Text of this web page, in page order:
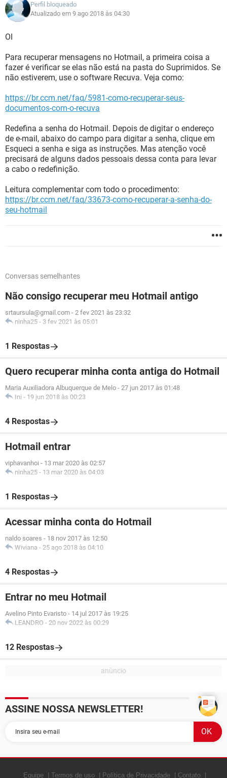
Perfil bloqueado
Atualizado em 9 ago 2018 às 04:30
OI
Para recuperar mensagens no Hotmail, a primeira coisa a
fazer é verificar se elas não está na pasta do Suprimidos. Se
não estiverem, use o software Recuva. Veja como:
https://br.ccm.net/faq/5981-como-recuperar-seus-
documentos-com-o-recuva
Redefina a senha do Hotmail. Depois de digitar o endereço
de e-mail, abaixo do campo para digitar a senha, clique em
Esqueci a senha e siga as instruções. Mas atenção você
precisará de alguns dados pessoais dessa conta para levar
a cabo o redefinição.
Leitura complementar com todo o procedimento:
https://br.ccm.net/faq/33673-como-recuperar-a-senha-do-
seu-hotmail
Conversas semelhantes
Não consigo recuperar meu Hotmail antigo
srtaursula@gmail.com - 2 fev 2021 às 23:32
ninha25 - 3 fev 2021 às 05:01
1 Respostas
Quero recuperar minha conta antiga do Hotmail
Maria Auxiliadora Albuquerque de Melo - 27 jun 2017 às 01:48
Ini - 19 jun 2018 às 00:23
4 Respostas
Hotmail entrar
viphavanhoi - 13 mar 2020 às 02:57
ninha25 - 13 mar 2020 às 04:03
1 Respostas
Acessar minha conta do Hotmail
naldo soares - 18 nov 2017 às 12:50
Wiviana - 25 ago 2018 às 04:10
4 Respostas
Entrar no meu Hotmail
Avelino Pinto Evaristo - 14 jul 2017 às 19:25
LEANDRO - 20 nov 2022 às 00:29
12 Respostas
ASSINE NOSSA NEWSLETTER!
Equipe Termos de uso Política de Privacidade Contato